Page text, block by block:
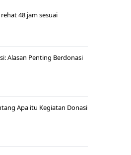
48 jam sesuai
Alasan Penting Berdonasi
Apa itu Kegiatan Donasi